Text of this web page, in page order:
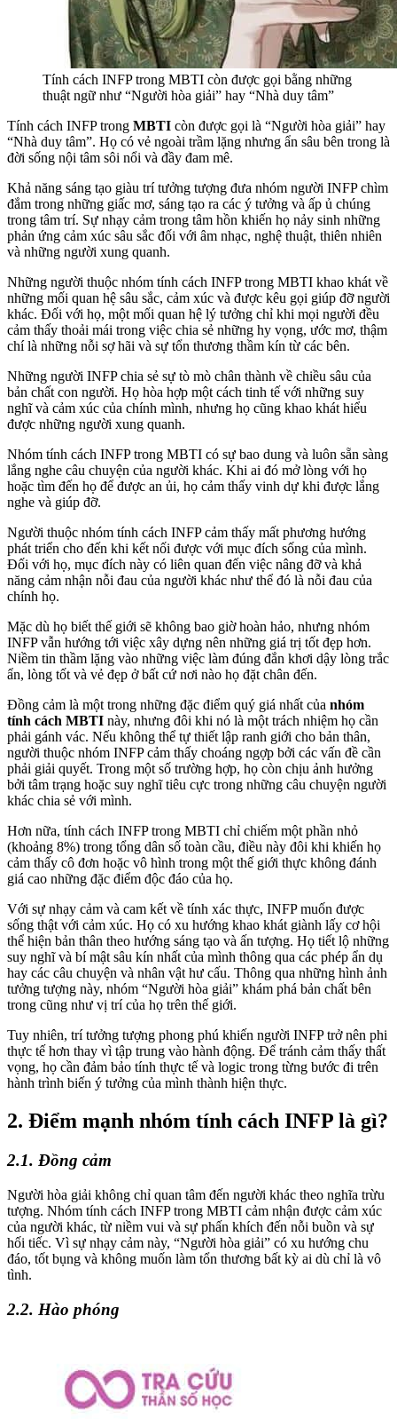
Tính cách INFP trong MBTI còn được gọi bằng những
thuật ngữ như “Người hòa giải” hay “Nhà duy tâm”
Tính cách INFP trong MBTI còn được gọi là “Người hòa giải” hay
“Nhà duy tâm”. Họ có vẻ ngoài trầm lặng nhưng ẩn sâu bên trong là
đời sống nội tâm sôi nổi và đầy đam mê.
Khả năng sáng tạo giàu trí tưởng tượng đưa nhóm người INFP chìm
đắm trong những giấc mơ, sáng tạo ra các ý tưởng và ấp ủ chúng
trong tâm trí. Sự nhạy cảm trong tâm hồn khiến họ nảy sinh những
phản ứng cảm xúc sâu sắc đối với âm nhạc, nghệ thuật, thiên nhiên
và những người xung quanh.
Những người thuộc nhóm tính cách INFP trong MBTI khao khát về
những mối quan hệ sâu sắc, cảm xúc và được kêu gọi giúp đỡ người
khác. Đối với họ, một mối quan hệ lý tưởng chỉ khi mọi người đều
cảm thấy thoải mái trong việc chia sẻ những hy vọng, ước mơ, thậm
chí là những nỗi sợ hãi và sự tổn thương thầm kín từ các bên.
Những người INFP chia sẻ sự tò mò chân thành về chiều sâu của
bản chất con người. Họ hòa hợp một cách tinh tế với những suy
nghĩ và cảm xúc của chính mình, nhưng họ cũng khao khát hiểu
được những người xung quanh.
Nhóm tính cách INFP trong MBTI có sự bao dung và luôn sẵn sàng
lắng nghe câu chuyện của người khác. Khi ai đó mở lòng với họ
hoặc tìm đến họ để được an ủi, họ cảm thấy vinh dự khi được lắng
nghe và giúp đỡ.
Người thuộc nhóm tính cách INFP cảm thấy mất phương hướng
phát triển cho đến khi kết nối được với mục đích sống của mình.
Đối với họ, mục đích này có liên quan đến việc nâng đỡ và khả
năng cảm nhận nỗi đau của người khác như thể đó là nỗi đau của
chính họ.
Mặc dù họ biết thế giới sẽ không bao giờ hoàn hảo, nhưng nhóm
INFP vẫn hướng tới việc xây dựng nên những giá trị tốt đẹp hơn.
Niềm tin thầm lặng vào những việc làm đúng đắn khơi dậy lòng trắc
ẩn, lòng tốt và vẻ đẹp ở bất cứ nơi nào họ đặt chân đến.
Đồng cảm là một trong những đặc điểm quý giá nhất của nhóm
tính cách MBTI này, nhưng đôi khi nó là một trách nhiệm họ cần
phải gánh vác. Nếu không thể tự thiết lập ranh giới cho bản thân,
người thuộc nhóm INFP cảm thấy choáng ngợp bởi các vấn đề cần
phải giải quyết. Trong một số trường hợp, họ còn chịu ảnh hưởng
bởi tâm trạng hoặc suy nghĩ tiêu cực trong những câu chuyện người
khác chia sẻ với mình.
Hơn nữa, tính cách INFP trong MBTI chỉ chiếm một phần nhỏ
(khoảng 8%) trong tổng dân số toàn cầu, điều này đôi khi khiến họ
cảm thấy cô đơn hoặc vô hình trong một thế giới thực không đánh
giá cao những đặc điểm độc đáo của họ.
Với sự nhạy cảm và cam kết về tính xác thực, INFP muốn được
sống thật với cảm xúc. Họ có xu hướng khao khát giành lấy cơ hội
thể hiện bản thân theo hướng sáng tạo và ấn tượng. Họ tiết lộ những
suy nghĩ và bí mật sâu kín nhất của mình thông qua các phép ẩn dụ
hay các câu chuyện và nhân vật hư cấu. Thông qua những hình ảnh
tưởng tượng này, nhóm “Người hòa giải” khám phá bản chất bên
trong cũng như vị trí của họ trên thế giới.
Tuy nhiên, trí tưởng tượng phong phú khiến người INFP trở nên phi
thực tế hơn thay vì tập trung vào hành động. Để tránh cảm thấy thất
vọng, họ cần đảm bảo tính thực tế và logic trong từng bước đi trên
hành trình biến ý tưởng của mình thành hiện thực.
2. Điểm mạnh nhóm tính cách INFP là gì?
2.1. Đồng cảm
Người hòa giải không chỉ quan tâm đến người khác theo nghĩa trừu
tượng. Nhóm tính cách INFP trong MBTI cảm nhận được cảm xúc
của người khác, từ niềm vui và sự phấn khích đến nỗi buồn và sự
hối tiếc. Vì sự nhạy cảm này, “Người hòa giải” có xu hướng chu
đáo, tốt bụng và không muốn làm tổn thương bất kỳ ai dù chỉ là vô
tình.
2.2. Hào phóng